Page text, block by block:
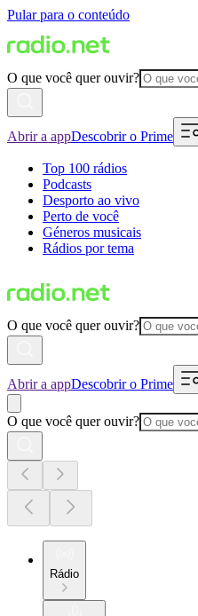
Pular para o conteúdo
O que você quer ouvir?
Abrir a appDescobrir o Prime
Top 100 rádios
Podcasts
Desporto ao vivo
Perto de você
Géneros musicais
Rádios por tema
O que você quer ouvir?
Abrir a appDescobrir o Prime
O que você quer ouvir?
Rádio